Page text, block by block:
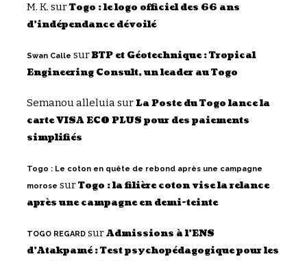
M. K. surTogo : le logo officiel des 66 ans
d’indépendance dévoilé
Swan Calle surBTP et Géotechnique : Tropical
Engineering Consult, un leader au Togo
Semanou alleluiasurLa Poste du Togo lance la
carte VISA ECO PLUS pour des paiements
simplifiés
Togo : Le coton en quête de rebond après une campagne
morose surTogo : la filière coton vise la relance
après une campagne en demi-teinte
TOGO REGARD surAdmissions à l’ENS
d’Atakpamé : Test psychopédagogique pour les